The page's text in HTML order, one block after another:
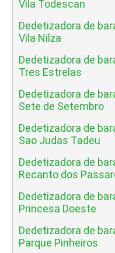
Vila Todescan
Dedetizadora de
Vila Nilza
Dedetizadora de
Tres Estrelas
Dedetizadora de
Sete de Setembro
Dedetizadora de
Sao Judas Tadeu
Dedetizadora de
Recanto dos
Dedetizadora de
Princesa Doeste
Dedetizadora de
Parque Pinheiros